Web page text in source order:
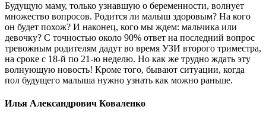
Будущую маму, только узнавшую о беременности, волнует
множество вопросов. Родится ли малыш здоровым? На кого
он будет похож? И наконец, кого мы ждем: мальчика или
девочку? С точностью около 90% ответ на последний вопрос
тревожным родителям дадут во время УЗИ второго триместра,
на сроке с 18-й по 21-ю неделю. Но как же трудно ждать эту
волнующую новость! Кроме того, бывают ситуации, когда
пол будущего малыша нужно узнать как можно раньше.
Илья Александрович Коваленко